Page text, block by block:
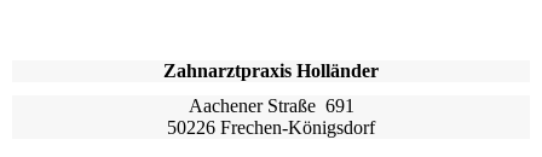
Zahnarztpraxis Holländer
Aachener Straße 691
50226 Frechen-Königsdorf